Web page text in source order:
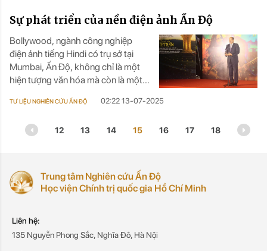
tích, thiệt hại về người và tài sản.
Sự phát triển của nền điện ảnh Ấn Độ
Bollywood, ngành công nghiệp
điện ảnh tiếng Hindi có trụ sở tại
Mumbai, Ấn Độ, không chỉ là một
hiện tượng văn hóa mà còn là một
TƯ LIỆU NGHIÊN CỨU ẤN ĐỘ 02:22 13-07-2025
12 13 14 15 16 17 18
Trung tâm Nghiên cứu Ấn Độ
Học viện Chính trị quốc gia Hồ Chí Minh
Liên hệ:
135 Nguyễn Phong Sắc, Nghĩa Đô, Hà Nội